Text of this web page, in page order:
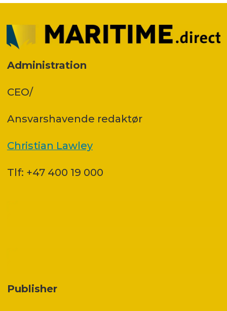
Administration
CEO/
Ansvars­havende redaktør
Christian Lawley
Tlf: +47 400 19 000
Publisher